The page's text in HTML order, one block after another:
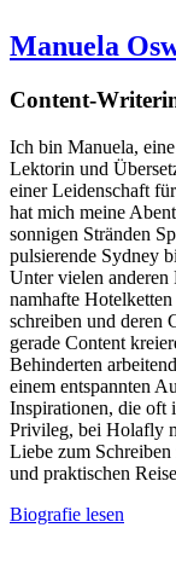
Manuela
Content-
Ich bin Manuela,
Lektorin und
einer Leidenschaft
hat mich meine
sonnigen Stränden
pulsierende Sydney
Unter vielen anderen
namhafte
schreiben und deren
gerade Content
Behinderten
einem entspannten
Inspirationen, die oft
Privileg, bei Holafly
Liebe zum
und praktischen
Biografie lesen